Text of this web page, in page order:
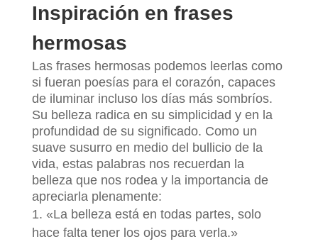
Inspiración en frases
hermosas
Las frases hermosas podemos leerlas como
si fueran poesías para el corazón, capaces
de iluminar incluso los días más sombríos.
Su belleza radica en su simplicidad y en la
profundidad de su significado. Como un
suave susurro en medio del bullicio de la
vida, estas palabras nos recuerdan la
belleza que nos rodea y la importancia de
apreciarla plenamente:
«La belleza está en todas partes, solo
hace falta tener los ojos para verla.»